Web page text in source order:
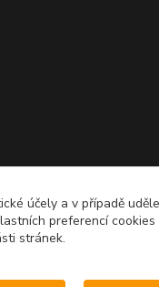
účely a v případě
preferencí
stránek.